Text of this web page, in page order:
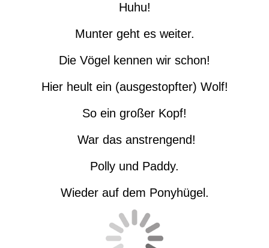
Huhu!
Munter geht es weiter.
Die Vögel kennen wir schon!
Hier heult ein (ausgestopfter) Wolf!
So ein großer Kopf!
War das anstrengend!
Polly und Paddy.
Wieder auf dem Ponyhügel.